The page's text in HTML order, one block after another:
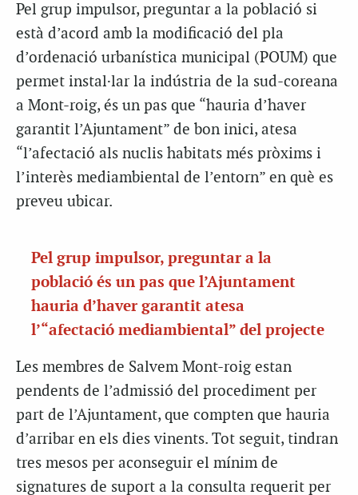
Pel grup impulsor, preguntar a la població si
està d’acord amb la modificació del pla
d’ordenació urbanística municipal (POUM) que
permet instal·lar la indústria de la sud-coreana
a Mont-roig, és un pas que “hauria d’haver
garantit l’Ajuntament” de bon inici, atesa
“l’afectació als nuclis habitats més pròxims i
l’interès mediambiental de l’entorn” en què es
preveu ubicar.
Pel grup impulsor, preguntar a la
població és un pas que l’Ajuntament
hauria d’haver garantit atesa
l’“afectació mediambiental” del projecte
Les membres de Salvem Mont-roig estan
pendents de l’admissió del procediment per
part de l’Ajuntament, que compten que hauria
d’arribar en els dies vinents. Tot seguit, tindran
tres mesos per aconseguir el mínim de
signatures de suport a la consulta requerit per